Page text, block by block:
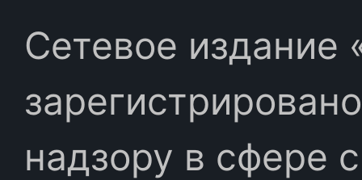
Сетевое издание
надзору в сфере